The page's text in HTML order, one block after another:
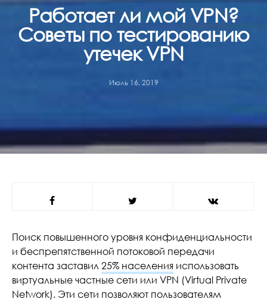
Работает ли мой VPN?
Советы по тестированию
утечек VPN
Июль 16, 2019
Поиск повышенного уровня конфиденциальности
и беспрепятственной потоковой передачи
контента заставил 25% населения использовать
виртуальные частные сети или VPN (Virtual Private
Network). Эти сети позволяют пользователям